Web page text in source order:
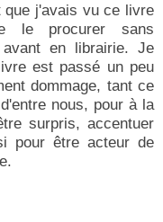
que j'avais vu ce livre
le procurer sans
en librairie. Je
est passé un peu
dommage, tant ce
nous, pour à la
surpris, accentuer
pour être acteur de